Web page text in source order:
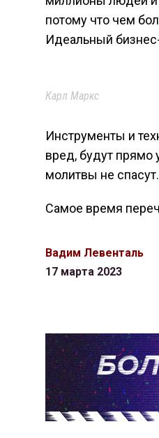
потому что чем
Идеальный
Карл Маркс
Инструменты и
вред, будут прямо
молитвы не спасут.
Самое время
Вадим Левенталь
17 марта 2023